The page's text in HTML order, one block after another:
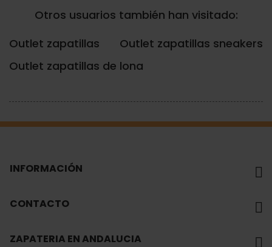
Otros usuarios también han visitado:
Outlet zapatillas
Outlet zapatillas sneakers
Outlet zapatillas de lona
INFORMACIÓN
CONTACTO
ZAPATERIA EN ANDALUCIA